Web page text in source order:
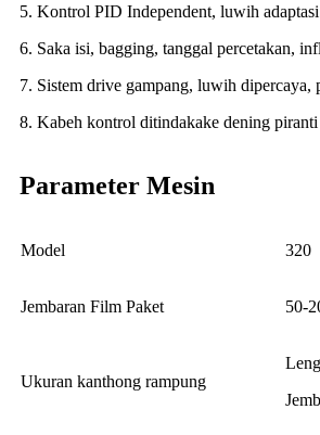
5. Kontrol PID Independent, luwih
6. Saka isi, bagging, tanggal percetakan,
7. Sistem drive gampang, luwih dipercaya,
8. Kabeh kontrol ditindakake dening
Parameter Mesin
Model 320
Jembaran Film Paket 50-
Ukuran kanthong rampung